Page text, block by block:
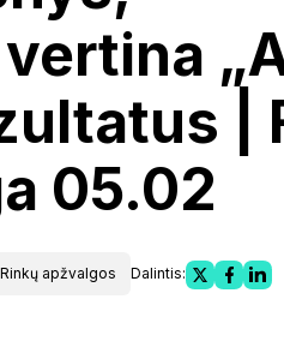
|
05.02
Rinkų apžvalgos Dalintis: